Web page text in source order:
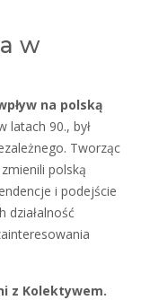
w
na polską
latach 90., był
Tworząc
polską
i podejście
działalność
z Kolektywem.